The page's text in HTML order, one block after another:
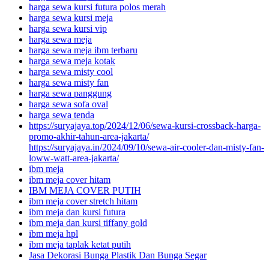
harga sewa kursi futura polos merah
harga sewa kursi meja
harga sewa kursi vip
harga sewa meja
harga sewa meja ibm terbaru
harga sewa meja kotak
harga sewa misty cool
harga sewa misty fan
harga sewa panggung
harga sewa sofa oval
harga sewa tenda
https://suryajaya.top/2024/12/06/sewa-kursi-crossback-harga-
promo-akhir-tahun-area-jakarta/
https://suryajaya.in/2024/09/10/sewa-air-cooler-dan-misty-fan-
loww-watt-area-jakarta/
ibm meja
ibm meja cover hitam
IBM MEJA COVER PUTIH
ibm meja cover stretch hitam
ibm meja dan kursi futura
ibm meja dan kursi tiffany gold
ibm meja hpl
ibm meja taplak ketat putih
Jasa Dekorasi Bunga Plastik Dan Bunga Segar